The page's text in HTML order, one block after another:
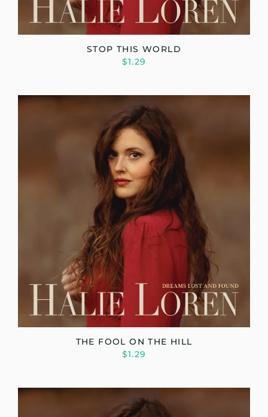
STOP THIS WORLD
$1.29
THE FOOL ON THE HILL
$1.29